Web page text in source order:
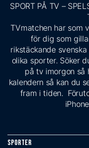
SPORT PÅ TV –
TVmatchen har som
för dig som
rikstäckande
olika sporter. Söker
på tv imorgon så
kalendern så kan du
fram i tiden.
Sporter